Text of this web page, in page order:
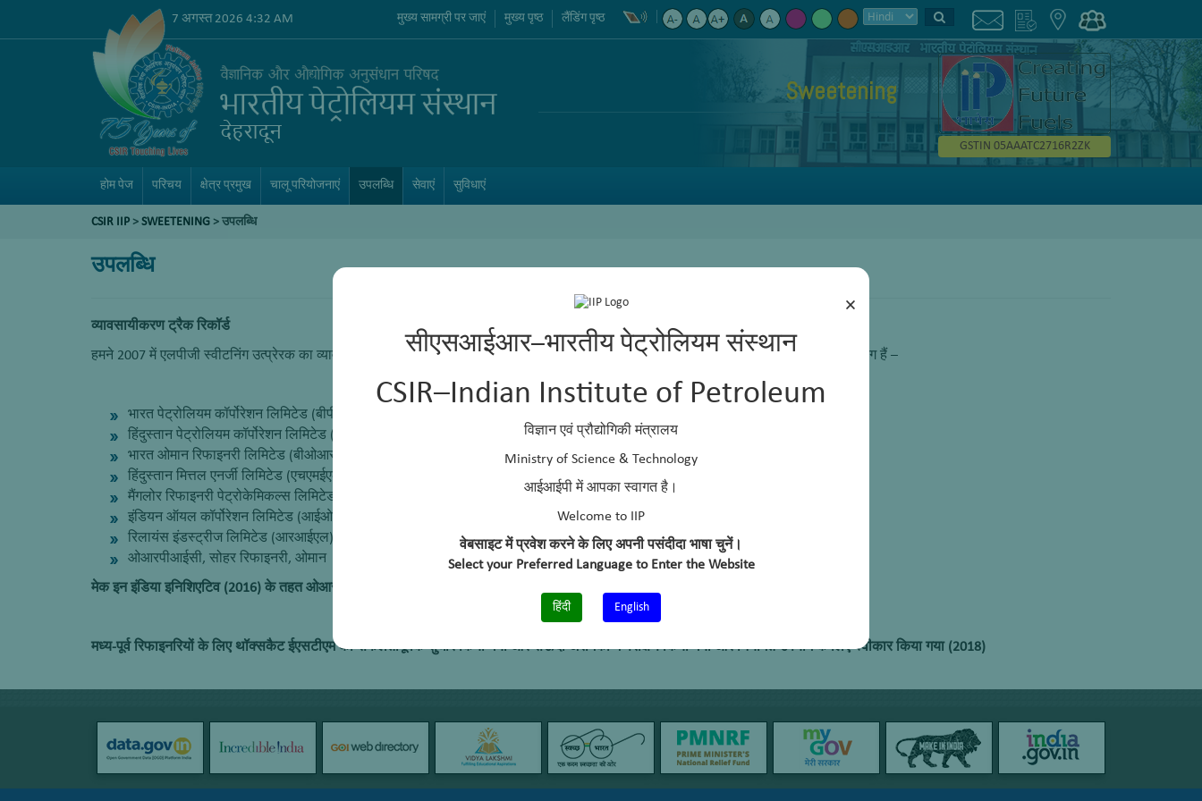
×
सीएसआईआर–भारतीय पेट्रोलियम संस्थान
CSIR–Indian Institute of Petroleum
विज्ञान एवं प्रौद्योगिकी मंत्रालय
Ministry of Science & Technology
आईआईपी में आपका स्वागत है।
Welcome to IIP
वेबसाइट में प्रवेश करने के लिए अपनी पसंदीदा भाषा चुनें।
Select your Preferred Language to Enter the Website
हिंदी English
7 अगस्त 2026 4:32 AM मुख्य सामग्री पर जाएं मुख्य पृष्ठ लैंडिंग पृष्ठ
Sweetening
GSTIN 05AAATC2716R2ZK
होम पेज परिचय क्षेत्र प्रमुख चालू परियोजनाएं उपलब्धि सेवाएं सुविधाएं
CSIR IIP > SWEETENING > उपलब्धि
उपलब्धि
व्यावसायीकरण ट्रैक रिकॉर्ड
हमने 2007 में एलपीजी स्वीटनिंग उत्प्रेरक का व्यावसायीकरण किया है। इसके उत्पादन का लाइसेंस मेसर्स लोना इंडस्ट्रीज को दिया गया है और उपयोगकर्ता उद्योग हैं –
भारत पेट्रोलियम कॉर्पोरेशन लिमिटेड (बीपीसीएल)-मुंबई और कोच्चि रिफाइनरी, भारत
हिंदुस्तान पेट्रोलियम कॉर्पोरेशन लिमिटेड (एचपीसीएल) – विशाखापत्तनम और मुंबई रिफाइनरी, भारत
भारत ओमान रिफाइनरी लिमिटेड (बीओआरएल), बीना, भारत
हिंदुस्तान मित्तल एनर्जी लिमिटेड (एचएमईएल), भटिंडा, भारत
मैंगलोर रिफाइनरी पेट्रोकेमिकल्स लिमिटेड (एमआरपीएल), मैंगलोर, भारत
इंडियन ऑयल कॉर्पोरेशन लिमिटेड (आईओसीएल) – डिगबोई और पारादीप, भारत
रिलायंस इंडस्ट्रीज लिमिटेड (आरआईएल) – जामनगर, भारत
ओआरपीआईसी, सोहर रिफाइनरी, ओमान
मेक इन इंडिया इनिशिएटिव (2016) के तहत ओआरपीआईसी, ओमान में भारत के बाहर स्वदेशी उत्प्रेरक-थॉक्सकैट ईएसटीएम का पहला व्यावसायीकरण
मध्य-पूर्व रिफाइनरियों के लिए थॉक्सकैट ईएसटीएम का सफलतापूर्वक सुधार किया गया और सऊदी अरामको में परीक्षण किया गया और नियमित उपयोग के लिए स्वीकार किया गया (2018)